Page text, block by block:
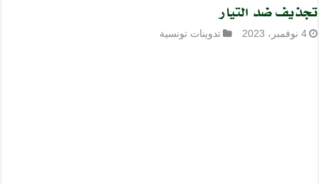
تجذيف ضد التيار
4 نوفمبر، 2023 تدوينات تونسية